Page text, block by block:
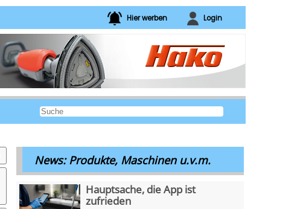
Hier werben Login
News: Produkte, Maschinen u.v.m.
Hauptsache, die App ist
zufrieden